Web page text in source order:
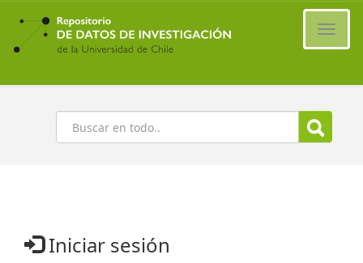
Ir
contenido
principal
Buscar
Iniciar sesión